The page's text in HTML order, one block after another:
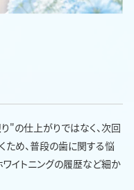
"の仕上がりではなく、次回
ため、普段の歯に関する悩
イトニングの履歴など細か